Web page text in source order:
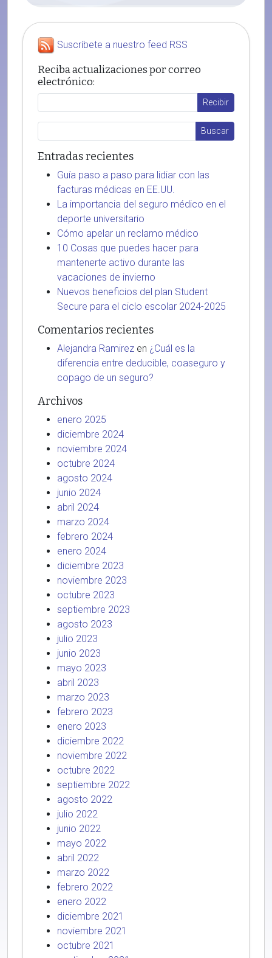
Suscríbete a nuestro feed RSS
Reciba actualizaciones por correo
electrónico:
Entradas recientes
Guía paso a paso para lidiar con las
facturas médicas en EE.UU.
La importancia del seguro médico en el
deporte universitario
Cómo apelar un reclamo médico
10 Cosas que puedes hacer para
mantenerte activo durante las
vacaciones de invierno
Nuevos beneficios del plan Student
Secure para el ciclo escolar 2024-2025
Comentarios recientes
Alejandra Ramirez en ¿Cuál es la
diferencia entre deducible, coaseguro y
copago de un seguro?
Archivos
enero 2025
diciembre 2024
noviembre 2024
octubre 2024
agosto 2024
junio 2024
abril 2024
marzo 2024
febrero 2024
enero 2024
diciembre 2023
noviembre 2023
octubre 2023
septiembre 2023
agosto 2023
julio 2023
junio 2023
mayo 2023
abril 2023
marzo 2023
febrero 2023
enero 2023
diciembre 2022
noviembre 2022
octubre 2022
septiembre 2022
agosto 2022
julio 2022
junio 2022
mayo 2022
abril 2022
marzo 2022
febrero 2022
enero 2022
diciembre 2021
noviembre 2021
octubre 2021